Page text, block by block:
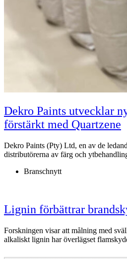
Dekro Paints utvecklar
förstärkt med Quartzene
Dekro Paints (Pty) Ltd, en av de
distributörerna av färg och
Branschnytt
Lignin förbättrar
Forskningen visar att målning med
alkaliskt lignin har överlägset